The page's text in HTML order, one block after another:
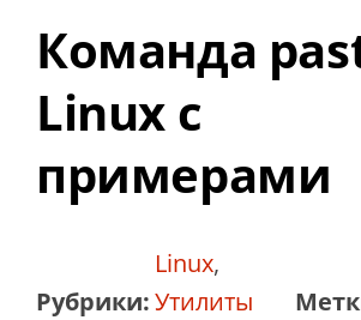
Команда
Linux с
примерами
Рубрики:
Linux,
Утилиты